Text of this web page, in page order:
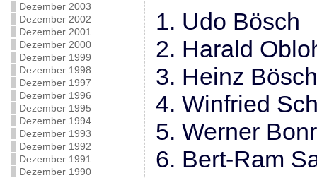
Dezember 2003
Dezember 2002
Dezember 2001
Dezember 2000
Dezember 1999
Dezember 1998
Dezember 1997
Dezember 1996
Dezember 1995
Dezember 1994
Dezember 1993
Dezember 1992
Dezember 1991
Dezember 1990
1. Udo Bösch
2. Harald
3. Heinz Bösch
4. Winfried
5. Werner
6. Bert-Ram